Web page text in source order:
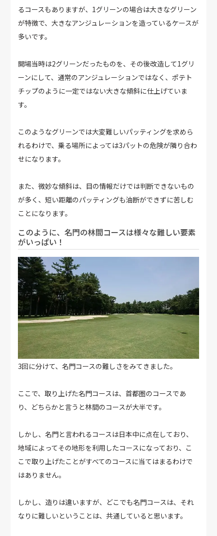
るコースもありますが、1グリーンの場合は大きなグリーン
が特徴で、大きなアンジュレーションを造っているケースが
多いです。
開場当時は2グリーンだったものを、その後改造して1グリ
ーンにして、通常のアンジュレーションではなく、ポテト
チップのように一定ではない大きな傾斜に仕上げていま
す。
このようなグリーンでは大変難しいパッティングを求めら
れるわけで、乗る場所によっては3パットの危険が隣り合わ
せになります。
また、微妙な傾斜は、目の情報だけでは判断できないもの
が多く、短い距離のパッティングも油断ができずに苦しむ
ことになります。
このように、名門の林間コースは様々な難しい要素
がいっぱい！
3回に分けて、名門コースの難しさをみてきました。
ここで、取り上げた名門コースは、首都圏のコースであ
り、どちらかと言うと林間のコースが大半です。
しかし、名門と言われるコースは日本中に点在しており、
地域によってその地形を利用したコースになっており、こ
こで取り上げたことがすべてのコースに当てはまるわけで
はありません。
しかし、造りは違いますが、どこでも名門コースは、それ
なりに難しいということは、共通していると思います。